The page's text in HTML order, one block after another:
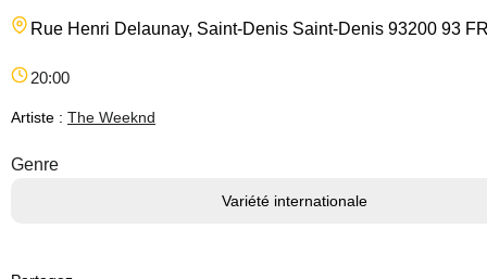
Rue Henri Delaunay, Saint-Denis Saint-Denis 93200 93
20:00
Artiste : The Weeknd
Genre
Variété internationale